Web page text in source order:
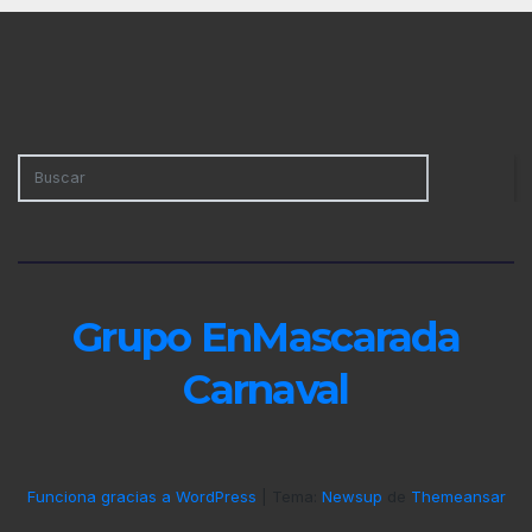
Grupo EnMascarada
Carnaval
Funciona gracias a WordPress Newsup Themeansar